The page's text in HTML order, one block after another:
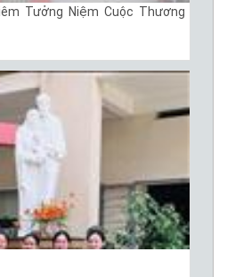
Tưởng Niệm Cuộc Thương